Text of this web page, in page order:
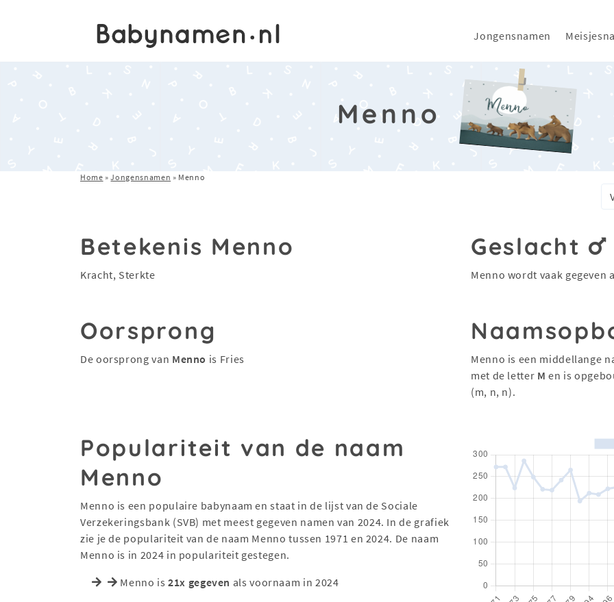
Jongensnamen
Menno
Home »Jongensnamen » Menno
Betekenis Menno
Kracht, Sterkte
Geslacht
Menno wordt vaak gegeven
Oorsprong
De oorsprong van Menno is Fries
Menno is een middellange
met de letter M en is
(m, n, n).
Populariteit van de naam
Menno
Menno is een populaire babynaam en staat in de lijst van de Sociale
Verzekeringsbank (SVB) met meest gegeven namen van 2024. In de grafiek
zie je de populariteit van de naam Menno tussen 1971 en 2024. De naam
Menno is in 2024 in populariteit gestegen.
Menno is21x gegeven als voornaam in 2024